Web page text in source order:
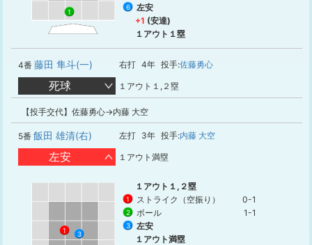
1
6
左安
+1 (安達)
１アウト１塁
4番 藤田 隼斗(一) 右打 4年 投手:佐藤勇心
死球 １アウト１,２塁
【投手交代】佐藤勇心→内藤 大空
5番 飯田 雄清(右) 左打 3年 投手:内藤 大空
左安 １アウト満塁
1 3
１アウト１,２塁
1 ストライク（空振り） 0-1
2 ボール 1-1
3
左安
１アウト満塁